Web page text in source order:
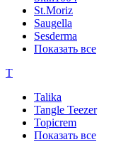
St.Moriz
Saugella
Sesderma
Показать все
T
Talika
Tangle Teezer
Topicrem
Показать все